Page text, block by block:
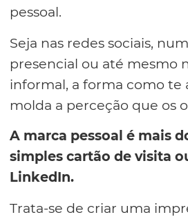
pessoal.
Seja nas redes sociais,
presencial ou até mesmo
informal, a forma como te
molda a perceção que os
A marca pessoal é mais
simples cartão de visita
LinkedIn.
Trata-se de criar uma